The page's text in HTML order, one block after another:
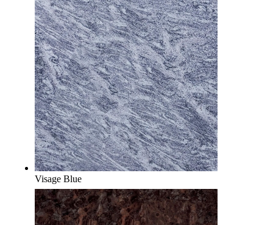
Visage Blue